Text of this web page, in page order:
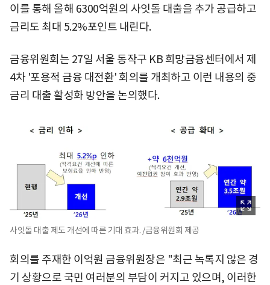
이를 통해 올해 6300억원의 사잇돌 대출을 추가 공급하고
금리도 최대 5.2%포인트 내린다.
금융위원회는 27일 서울 동작구 KB 희망금융센터에서 제
4차 '포용적 금융 대전환' 회의를 개최하고 이런 내용의 중
금리 대출 활성화 방안을 논의했다.
사잇돌 대출 제도 개선에 따른 기대 효과. /금융위원회 제공
회의를 주재한 이억원 금융위원장은 "최근 녹록지 않은 경
기 상황으로 국민 여러분의 부담이 커지고 있으며, 이러한